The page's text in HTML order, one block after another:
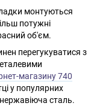
монтуються
потужні
об'єм.
перегукуватися з
магазину 740
у популярних
сталь.